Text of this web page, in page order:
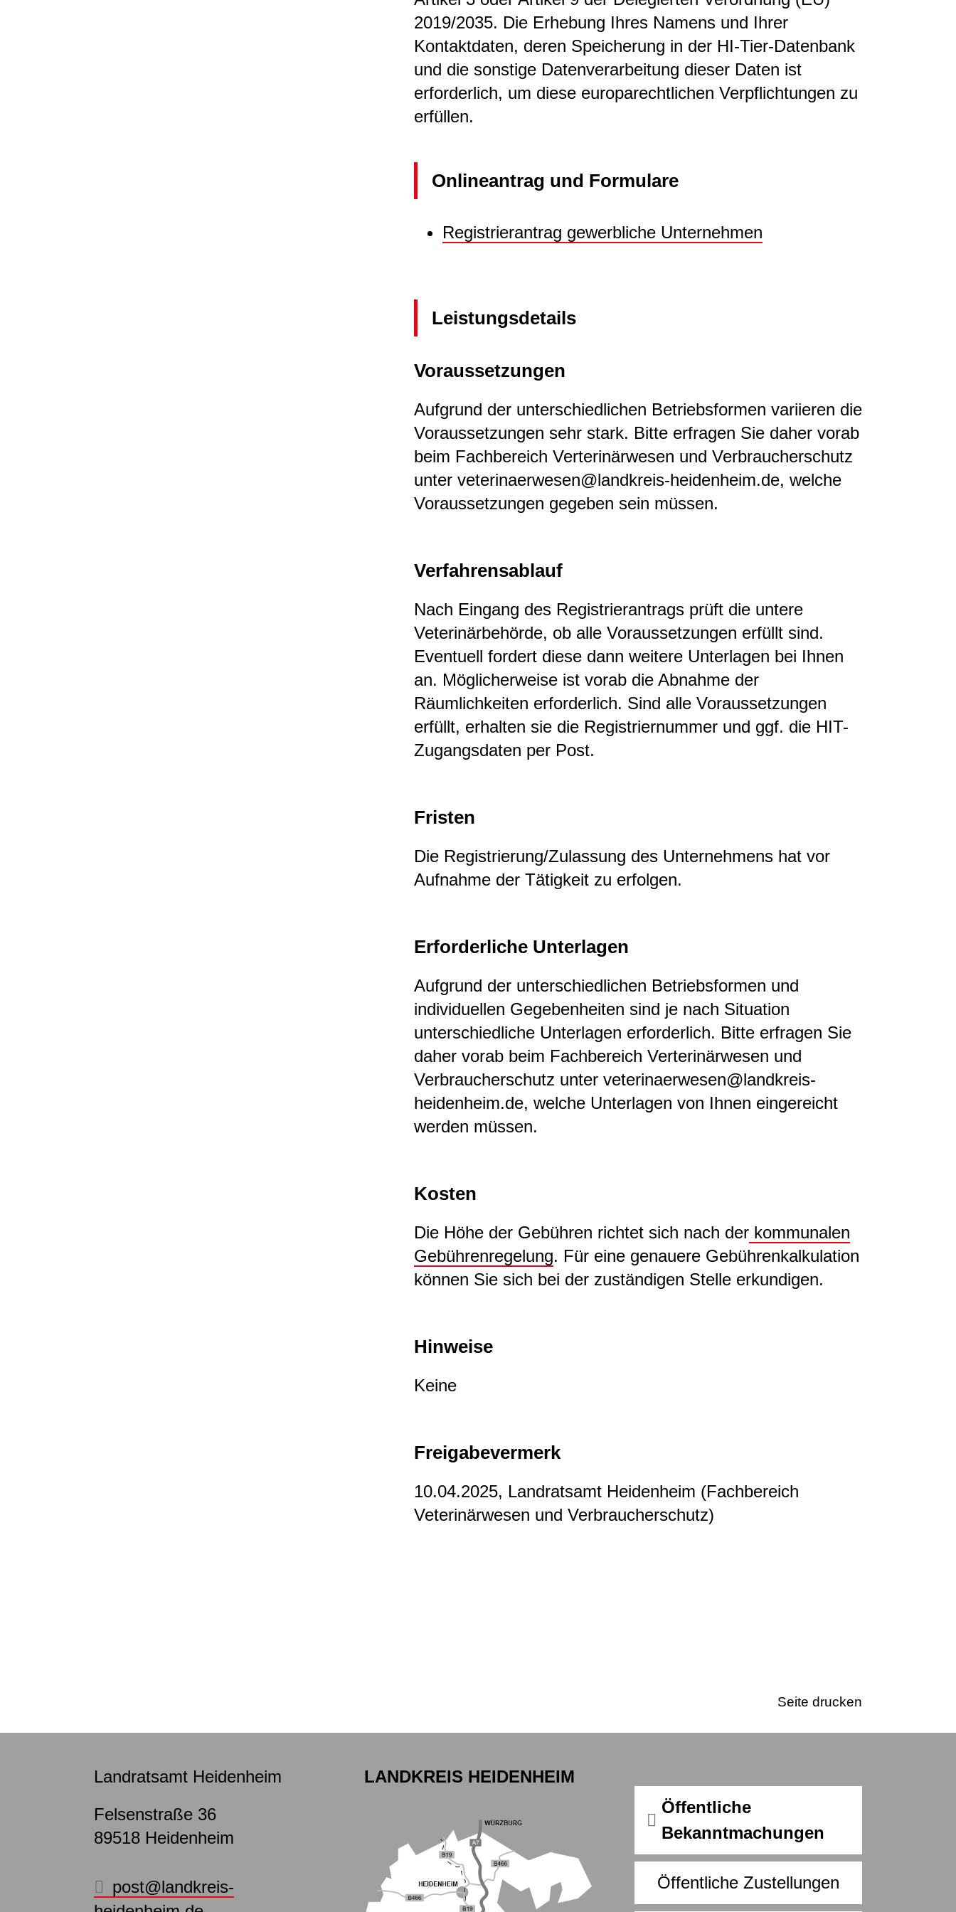
2019/2035. Die Erhebung Ihres Namens und Ihrer
Kontaktdaten, deren Speicherung in der HI-Tier-Datenbank
und die sonstige Datenverarbeitung dieser Daten ist
erforderlich, um diese europarechtlichen Verpflichtungen zu
erfüllen.
Onlineantrag und Formulare
Registrierantrag gewerbliche Unternehmen
Leistungsdetails
Voraussetzungen
Aufgrund der unterschiedlichen Betriebsformen variieren die
Voraussetzungen sehr stark. Bitte erfragen Sie daher vorab
beim Fachbereich Verterinärwesen und Verbraucherschutz
unter veterinaerwesen@landkreis-heidenheim.de, welche
Voraussetzungen gegeben sein müssen.
Verfahrensablauf
Nach Eingang des Registrierantrags prüft die untere
Veterinärbehörde, ob alle Voraussetzungen erfüllt sind.
Eventuell fordert diese dann weitere Unterlagen bei Ihnen
an. Möglicherweise ist vorab die Abnahme der
Räumlichkeiten erforderlich. Sind alle Voraussetzungen
erfüllt, erhalten sie die Registriernummer und ggf. die HIT-
Zugangsdaten per Post.
Fristen
Die Registrierung/Zulassung des Unternehmens hat vor
Aufnahme der Tätigkeit zu erfolgen.
Erforderliche Unterlagen
Aufgrund der unterschiedlichen Betriebsformen und
individuellen Gegebenheiten sind je nach Situation
unterschiedliche Unterlagen erforderlich. Bitte erfragen Sie
daher vorab beim Fachbereich Verterinärwesen und
Verbraucherschutz unter veterinaerwesen@landkreis-
heidenheim.de, welche Unterlagen von Ihnen eingereicht
werden müssen.
Kosten
Die Höhe der Gebühren richtet sich nach der kommunalen
Gebührenregelung. Für eine genauere Gebührenkalkulation
können Sie sich bei der zuständigen Stelle erkundigen.
Hinweise
Keine
Freigabevermerk
10.04.2025, Landratsamt Heidenheim (Fachbereich
Veterinärwesen und Verbraucherschutz)
Seite drucken
Landratsamt Heidenheim
Felsenstraße 36
89518 Heidenheim
post@landkreis-
LANDKREIS HEIDENHEIM
Öffentliche
Bekanntmachungen
Öffentliche Zustellungen